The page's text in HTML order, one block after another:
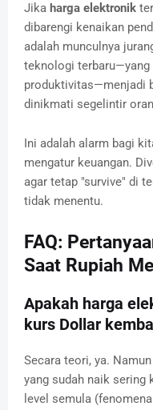
Jika harga elektronik
dibarengi kenaikan
adalah munculnya
teknologi terbaru—yang
produktivitas—menjadi
dinikmati segelintir
Ini adalah alarm bagi
mengatur keuangan.
agar tetap "survive" di
tidak menentu.
FAQ:
Saat Rupiah
Apakah harga
kurs Dollar
Secara teori, ya.
yang sudah naik
level semula (fenomena